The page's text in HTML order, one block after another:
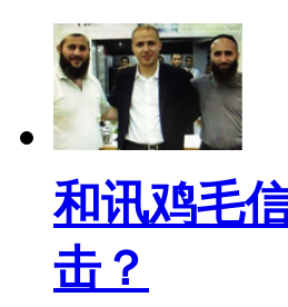
和讯鸡毛
击？